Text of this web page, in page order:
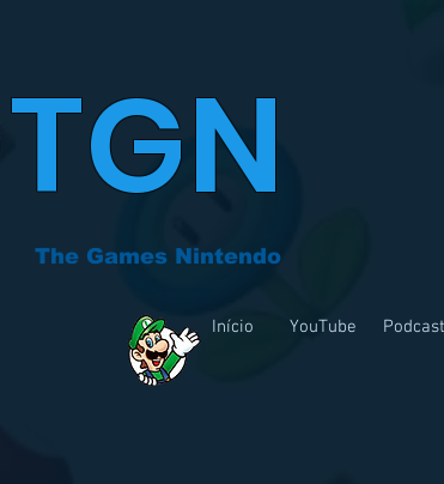
TGN
The Games Nintendo
Início YouTube Podcast